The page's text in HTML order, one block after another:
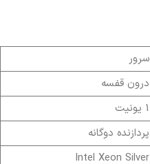
سرور
درون قفسه
1 یونیت
پردازنده دوگانه
Intel Xeon Silver